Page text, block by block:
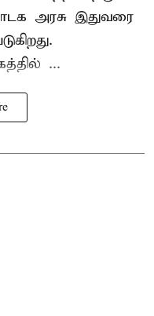
அரசு இதுவரை
...